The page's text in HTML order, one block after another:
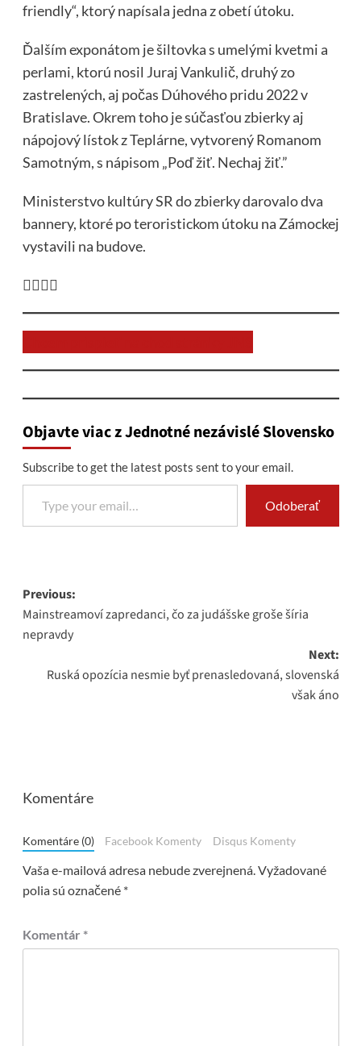
friendly“, ktorý napísala jedna z obetí útoku.
Ďalším exponátom je šiltovka s umelými kvetmi a
perlami, ktorú nosil Juraj Vankulič, druhý zo
zastrelených, aj počas Dúhového pridu 2022 v
Bratislave. Okrem toho je súčasťou zbierky aj
nápojový lístok z Teplárne, vytvorený Romanom
Samotným, s nápisom „Poď žiť. Nechaj žiť.”
Ministerstvo kultúry SR do zbierky darovalo dva
bannery, ktoré po teroristickom útoku na Zámockej
vystavili na budove.
🤦‍♂️🤦‍♂️
Objavte viac z Jednotné nezávislé Slovensko
Subscribe to get the latest posts sent to your email.
Type your email…
Odoberať
Post
navigation
Previous:
Mainstreamoví zapredanci, čo za judášske groše šíria
nepravdy
Next:
Ruská opozícia nesmie byť prenasledovaná, slovenská
však áno
Komentáre
Komentáre (0) Facebook Komenty Disqus Komenty
Vaša e-mailová adresa nebude zverejnená. Vyžadované
polia sú označené *
Komentár *